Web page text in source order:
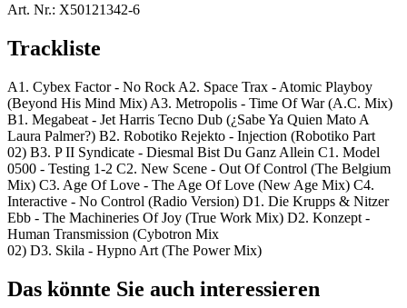
Art. Nr.: X50121342-6
Trackliste
A1. Cybex Factor - No Rock A2. Space Trax - Atomic Playboy
(Beyond His Mind Mix) A3. Metropolis - Time Of War (A.C. Mix)
B1. Megabeat - Jet Harris Tecno Dub (¿Sabe Ya Quien Mato A
Laura Palmer?) B2. Robotiko Rejekto - Injection (Robotiko Part
02) B3. P II Syndicate - Diesmal Bist Du Ganz Allein C1. Model
0500 - Testing 1-2 C2. New Scene - Out Of Control (The Belgium
Mix) C3. Age Of Love - The Age Of Love (New Age Mix) C4.
Interactive - No Control (Radio Version) D1. Die Krupps & Nitzer
Ebb - The Machineries Of Joy (True Work Mix) D2. Konzept -
Human Transmission (Cybotron Mix
02) D3. Skila - Hypno Art (The Power Mix)
Das könnte Sie auch interessieren